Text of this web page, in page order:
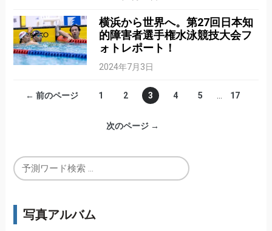
横浜から世界へ。第27回日本知
的障害者選手権水泳競技大会フ
ォトレポート！
2024年7月3日
← 前のページ 1 2 3 4 5 17
次のページ →
写真アルバム